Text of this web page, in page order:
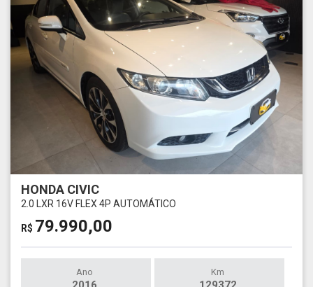
HONDA CIVIC
2.0 LXR 16V FLEX 4P AUTOMÁTICO
R$ 79.990,00
Ano Km